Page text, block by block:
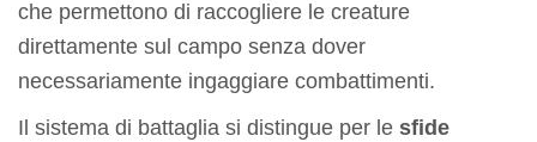
che permettono di raccogliere le creature
direttamente sul campo senza dover
necessariamente ingaggiare combattimenti.
Il sistema di battaglia si distingue per le sfide